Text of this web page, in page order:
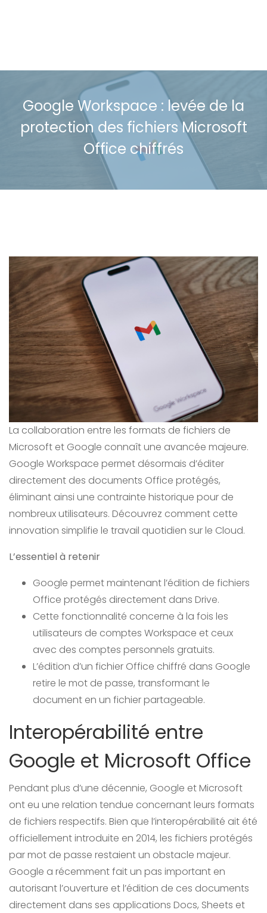
Google Workspace : levée de la
protection des fichiers Microsoft
Office chiffrés
La collaboration entre les formats de fichiers de
Microsoft et Google connaît une avancée majeure.
Google Workspace permet désormais d’éditer
directement des documents Office protégés,
éliminant ainsi une contrainte historique pour de
nombreux utilisateurs. Découvrez comment cette
innovation simplifie le travail quotidien sur le Cloud.
L’essentiel à retenir
Google permet maintenant l’édition de fichiers
Office protégés directement dans Drive.
Cette fonctionnalité concerne à la fois les
utilisateurs de comptes Workspace et ceux
avec des comptes personnels gratuits.
L’édition d’un fichier Office chiffré dans Google
retire le mot de passe, transformant le
document en un fichier partageable.
Interopérabilité entre
Google et Microsoft Office
Pendant plus d’une décennie, Google et Microsoft
ont eu une relation tendue concernant leurs formats
de fichiers respectifs. Bien que l’interopérabilité ait été
officiellement introduite en 2014, les fichiers protégés
par mot de passe restaient un obstacle majeur.
Google a récemment fait un pas important en
autorisant l’ouverture et l’édition de ces documents
directement dans ses applications Docs, Sheets et